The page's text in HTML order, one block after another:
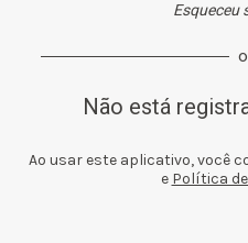
Esqueceu
Não está
Ao usar este aplicativo, você
e Política